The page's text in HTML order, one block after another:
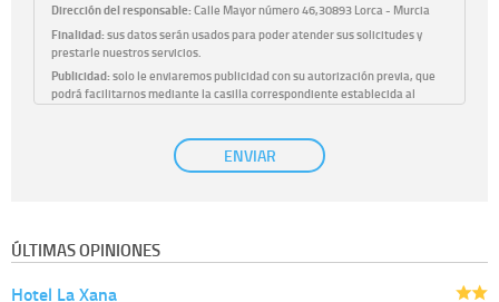
Dirección del responsable:Calle Mayor número 46,30893 Lorca - Murcia
Finalidad:sus datos serán usados para poder atender sus solicitudes y
prestarle nuestros servicios.
Publicidad:solo le enviaremos publicidad con su autorización previa, que
podrá facilitarnos mediante la casilla correspondiente establecida al
únicamente trataremos sus datos con su consentimiento
previo, que podrá facilitarnos mediante la casilla correspondiente
Derechos:tiene derecho a saber qué información tenemos sobre usted,
disponible en nuestra página web.
ENVIAR
ÚLTIMAS OPINIONES
Hotel La Xana